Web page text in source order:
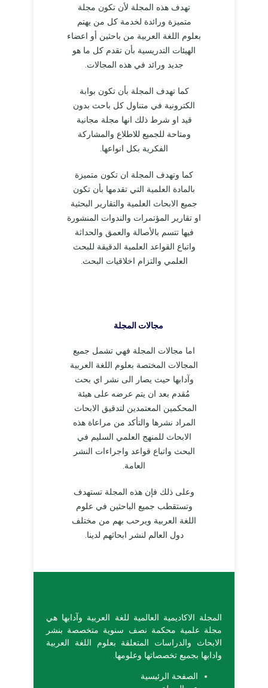
تهدف هذه المجلة لأن تكون مجلة
متميزة ورائدة لخدمة كل من يهتم
بعلوم اللغة العربية من باحثين أو اعضاء
الهيئات التدريسية بأن تقدم كل ما هو
جديد ورائد في هذه المجالات.
كما تهدف المجلة بأن تكون بوابة
الكترونية في متناول كل باحث بدون
قيد او شرط ذلك انها مجلة مجانية
ومتاحة للجميع للاطلاع والمشاركة
الفكرية بكل انواعها.
كما وتهدف المجلة ان تكون متميزة
بالمادة العلمية التي تقدمها بأن تكون
جميع الابحاث العلمية والتقارير البحثية
او تقارير المؤتمرات والندوات المنشورة
فيها تتسم بالأصالة والعمق والحداثة
واتباع القواعد العلمية الدقيقة للبحث
العلمي والتزام اخلاقيات البحث.
مجالات المجلة
اما مجالات المجلة فهي تشمل جميع
المجالات المختصة بعلوم اللغة العربية
وآدابها حيث يصار الى نشر اي بحث
مُقدم بعد ان يتم عرضه على هيئة
المحكمين المعتمدين لتدقيق الابحاث
المراد نشرها والتأكد من مراعاة هذه
الابحاث للمنهج العلمي السليم في
البحث واتباع قواعد واجراءات النشر
العامة.
وعلى ذلك فإن هذه المجلة تستهدف
وتستقطب جميع الباحثين في علوم
اللغة العربية ويرحب بهم من مختلف
دول العالم لنشر ابحاثهم لدينا.
المجلة الاكاديمية العالمية للغة العربية وآدابها هي
مجلة علمية محكمة نصف سنوية متخصصة بنشر
الابحاث والدراسات المتعلقة بعلوم اللغة العربية
وادابها بجميع تخصصاتها وعلومها.
الصفحة الرئيسية